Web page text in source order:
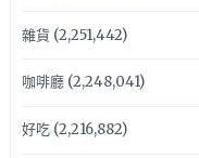
雜貨 (2,251,442)
咖啡廳(2,248,041)
好吃(2,216,882)